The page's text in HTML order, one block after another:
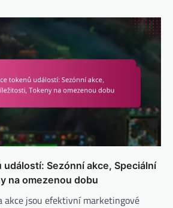
událostí: Sezónní akce, Speciální
na omezenou dobu
akce jsou efektivní marketingové